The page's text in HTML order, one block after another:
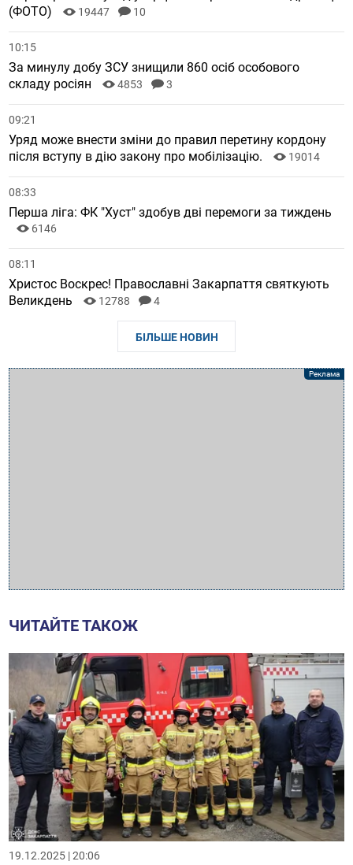
(ФОТО)
19447 10
10:15
За минулу добу ЗСУ знищили 860 осіб особового
складу росіян
4853 3
09:21
Уряд може внести зміни до правил перетину кордону
після вступу в дію закону про мобілізацію.
19014
08:33
Перша ліга: ФК "Хуст" здобув дві перемоги за тиждень
6146
08:11
Христос Воскрес! Православні Закарпаття святкують
Великдень
12788 4
БІЛЬШЕ НОВИН
ЧИТАЙТЕ ТАКОЖ
19.12.2025 | 20:06